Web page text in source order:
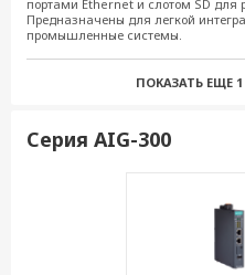
EM-1220-LX
СРАВНИТЬ НЕ ДОСТУПНО
СРАВНИТЬ НЕ ДОСТУПНО
портами Ethernet и слотом SD
Предназначены для легкой
промышленные системы.
ПОКАЗАТЬ ЕЩЕ
Серия AIG-300